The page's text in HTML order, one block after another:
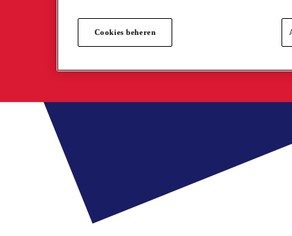
Cookies beheren